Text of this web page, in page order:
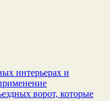
интерьерах и
ворот, которые